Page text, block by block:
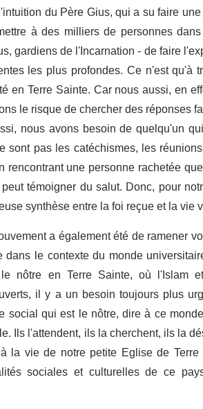
du Père Gius, qui a su faire
à des milliers de personnes
gardiens de l'Incarnation - de faire
les plus profondes. Ce n'est qu'à
Terre Sainte. Car nous aussi, en
le risque de chercher des réponses
nous avons besoin de quelqu'un
pas les catéchismes, les
une personne rachetée
témoigner du salut. Donc, pour
synthèse entre la foi reçue et la vie
a également été de ramener
le contexte du monde
nôtre en Terre Sainte, où l'Islam
il y a un besoin toujours plus
qui est le nôtre, dire à ce
Ils l'attendent, ils la cherchent, ils la
la vie de notre petite Eglise de
sociales et culturelles de ce